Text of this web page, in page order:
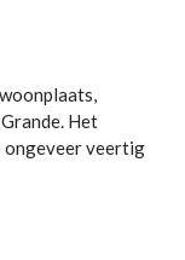
Het
ongeveer veertig